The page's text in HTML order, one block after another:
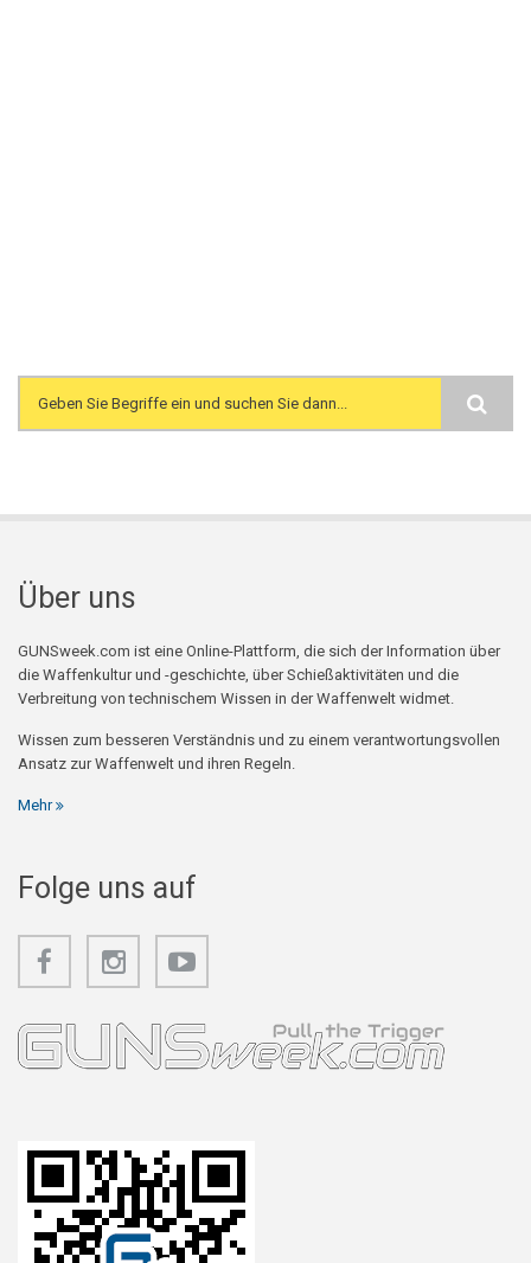
Search form
Über uns
GUNSweek.com ist eine Online-Plattform, die sich der Information über
die Waffenkultur und -geschichte, über Schießaktivitäten und die
Verbreitung von technischem Wissen in der Waffenwelt widmet.
Wissen zum besseren Verständnis und zu einem verantwortungsvollen
Ansatz zur Waffenwelt und ihren Regeln.
Mehr
Folge uns auf